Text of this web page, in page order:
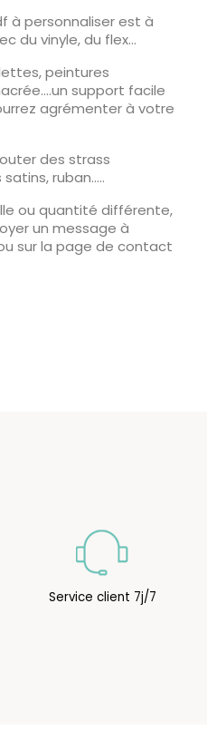
à personnaliser est à
du vinyle, du flex...
peintures
support facile
agrémenter à votre
des strass
ruban.....
ou quantité différente,
un message à
sur la page de contact
Service client 7j/7